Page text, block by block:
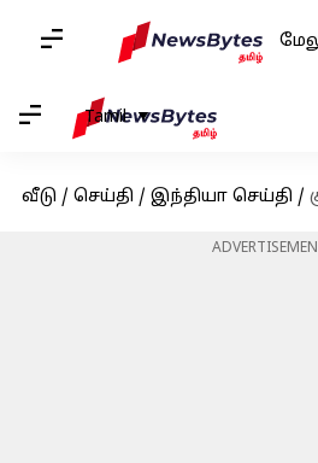
Tamil
வீடு / செய்தி / இந்தியா செய்தி /